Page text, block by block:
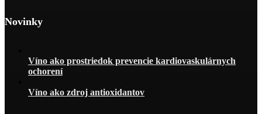
Novinky
Víno ako prostriedok prevencie kardiovaskulárnych
ochorení
Víno ako zdroj antioxidantov